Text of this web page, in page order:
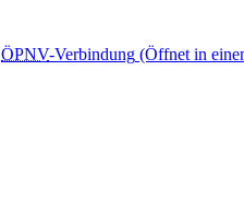
ÖPNV-Verbindung (Öffnet in